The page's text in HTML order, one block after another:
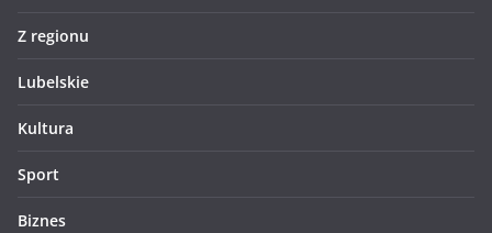
Z regionu
Lubelskie
Kultura
Sport
Biznes